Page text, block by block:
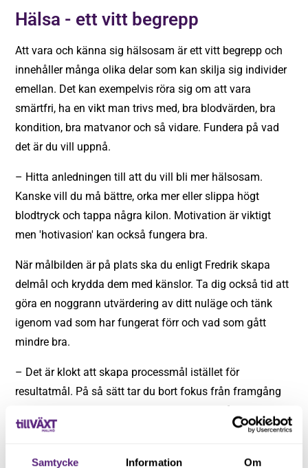
Samtycke Information Om
Hälsa - ett vitt begrepp
Att vara och känna sig hälsosam är ett vitt begrepp och
innehåller många olika delar som kan skilja sig individer
emellan. Det kan exempelvis röra sig om att vara
smärtfri, ha en vikt man trivs med, bra blodvärden, bra
kondition, bra matvanor och så vidare. Fundera på vad
det är du vill uppnå.
– Hitta anledningen till att du vill bli mer hälsosam.
Kanske vill du må bättre, orka mer eller slippa högt
blodtryck och tappa några kilon. Motivation är viktigt
men 'hotivasion' kan också fungera bra.
När målbilden är på plats ska du enligt Fredrik skapa
delmål och krydda dem med känslor. Ta dig också tid att
göra en noggrann utvärdering av ditt nuläge och tänk
igenom vad som har fungerat förr och vad som gått
mindre bra.
– Det är klokt att skapa processmål istället för
resultatmål. På så sätt tar du bort fokus från framgång
eller misslyckande och blir istället inställd på att ta ett
steg i taget mot ditt slutmål. Sen håller du dig till planen.